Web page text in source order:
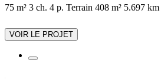
75 m² 3 ch. 4 p. Terrain 408 m² 5.697 km
VOIR LE PROJET